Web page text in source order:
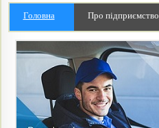
Головна Про підприємство